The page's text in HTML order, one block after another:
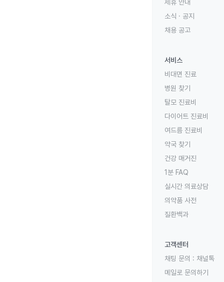
제휴 안내
소식 · 공지
채용 공고
서비스
비대면 진료
병원 찾기
탈모 진료비
다이어트 진료비
여드름 진료비
약국 찾기
건강 매거진
1분 FAQ
실시간 의료상담
의약품 사전
질환백과
고객센터
채팅 문의 : 채널톡
메일로 문의하기